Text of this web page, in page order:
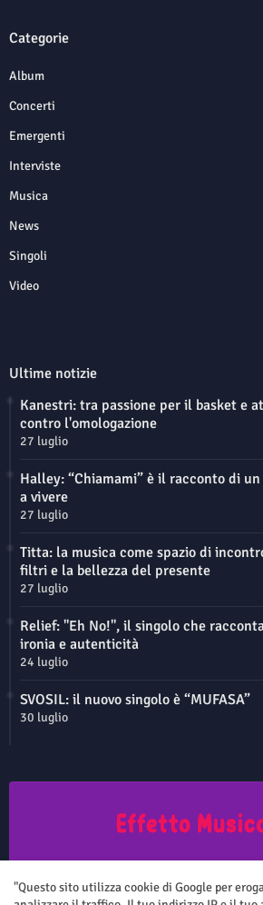
Categorie
Album
Concerti
Emergenti
Interviste
Musica
News
Singoli
Video
Ultime notizie
Kanestri: tra passione per il basket e
contro l'omologazione
27 luglio
Halley: “Chiamami” è il racconto di
a vivere
27 luglio
Titta: la musica come spazio di
filtri e la bellezza del presente
27 luglio
Relief: "Eh No!", il singolo che
ironia e autenticità
24 luglio
SVOSIL: il nuovo singolo è “MUFASA”
30 luglio
aggiornato senza nessuna periodicità. Non
un prodotto editoriale ai sensi della legge
"Questo sito utilizza cookie di Google per